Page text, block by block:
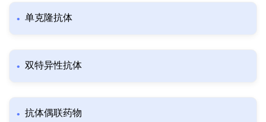
单克隆抗体
双特异性抗体
抗体偶联药物